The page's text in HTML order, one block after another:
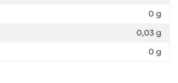
0 g
0,03 g
0 g